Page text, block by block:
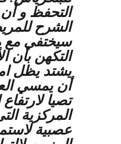
التحفظ و
الشرح
سيختفي مع
التكهن بأن
يشتد يظل
أن يمسي
تصيا
المركزية
عصبية